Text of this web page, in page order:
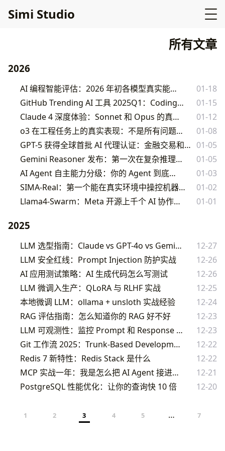
Simi Studio
所有文章
2026
AI 编程智能评估：2026 年初各模型真实能力对比
01-18
GitHub Trending AI 工具 2025Q1：Coding Agent 井喷年
01-15
Claude 4 深度体验：Sonnet 和 Opus 的真实差距
01-12
o3 在工程任务上的真实表现：不是所有问题都值得等它想
01-08
GPT-5 获得全球首批 AI 代理认证：金融交易和医疗咨询从此可以 AI 独立决策？ 01-05
Gemini Reasoner 发布：第一次在复杂推理上超越人类平均
01-05
AI Agent 自主能力分级：你的 Agent 到底是 L1 还是 L5
01-03
SIMA-Real：第一个能在真实环境中操控机器人的通用 AI 代理
01-02
Llama4-Swarm：Meta 开源上千个 AI 协作的方案
01-01
2025
LLM 选型指南：Claude vs GPT-4o vs Gemini 选哪个
12-27
LLM 安全红线：Prompt Injection 防护实战
12-26
AI 应用测试策略：AI 生成代码怎么写测试
12-26
LLM 微调入生产：QLoRA 与 RLHF 实战
12-25
本地微调 LLM：ollama + unsloth 实战经验
12-24
RAG 评估指南：怎么知道你的 RAG 好不好
12-23
LLM 可观测性：监控 Prompt 和 Response 的实战方法
12-23
Git 工作流 2025：Trunk-Based Development 才是正解
12-22
Redis 7 新特性：Redis Stack 是什么
12-22
MCP 实战一年：我是怎么把 AI Agent 接进真实工作流的
12-21
PostgreSQL 性能优化：让你的查询快 10 倍
12-20
1 2 3 4 5 … 7